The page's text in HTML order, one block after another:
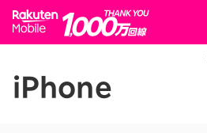
Rakuten Mobile
iPhone